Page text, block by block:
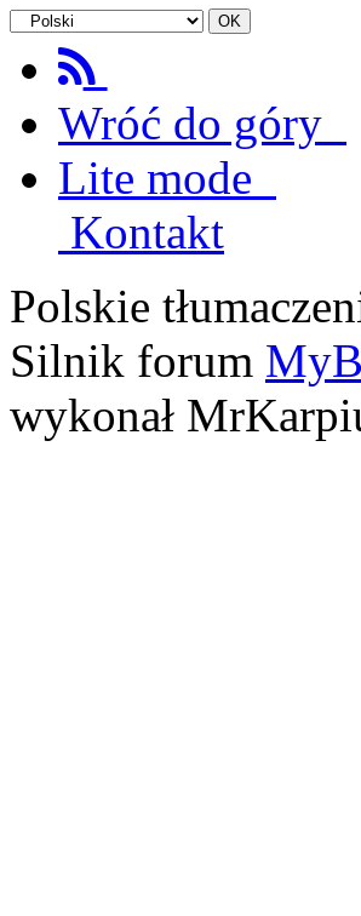
Wróć do góry
Lite mode
Kontakt
Polskie
Silnik forum
wykonał